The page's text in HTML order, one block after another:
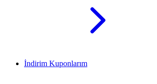
İndirim Kuponlarım